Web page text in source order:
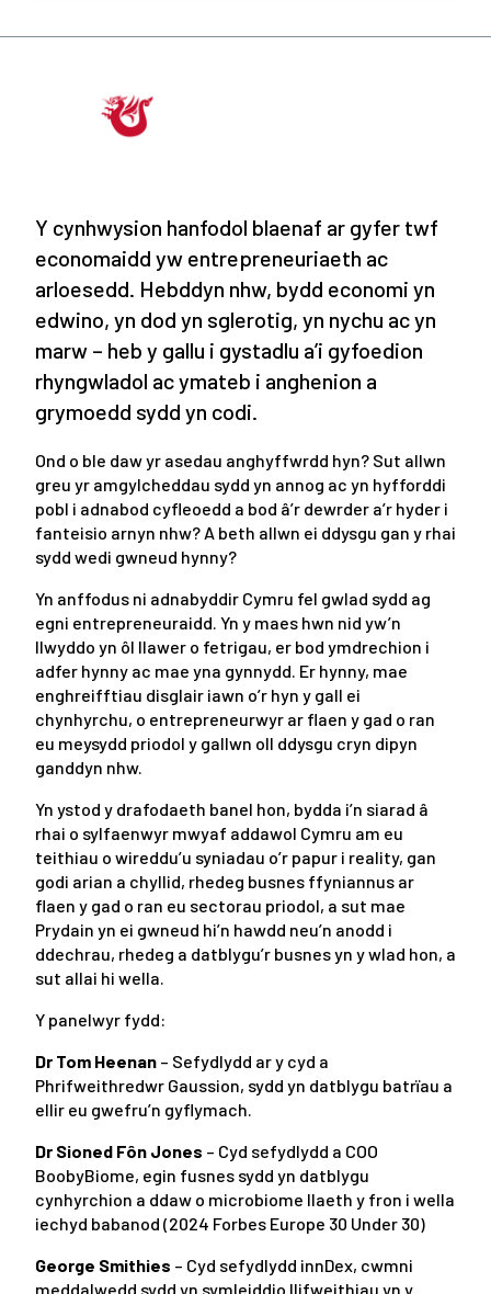
Y cynhwysion hanfodol blaenaf ar gyfer twf
economaidd yw entrepreneuriaeth ac
arloesedd. Hebddyn nhw, bydd economi yn
edwino, yn dod yn sglerotig, yn nychu ac yn
marw – heb y gallu i gystadlu a’i gyfoedion
rhyngwladol ac ymateb i anghenion a
grymoedd sydd yn codi.
Ond o ble daw yr asedau anghyffwrdd hyn? Sut allwn
greu yr amgylcheddau sydd yn annog ac yn hyfforddi
pobl i adnabod cyfleoedd a bod â’r dewrder a’r hyder i
fanteisio arnyn nhw? A beth allwn ei ddysgu gan y rhai
sydd wedi gwneud hynny?
Yn anffodus ni adnabyddir Cymru fel gwlad sydd ag
egni entrepreneuraidd. Yn y maes hwn nid yw’n
llwyddo yn ôl llawer o fetrigau, er bod ymdrechion i
adfer hynny ac mae yna gynnydd. Er hynny, mae
enghreifftiau disglair iawn o’r hyn y gall ei
chynhyrchu, o entrepreneurwyr ar flaen y gad o ran
eu meysydd priodol y gallwn oll ddysgu cryn dipyn
ganddyn nhw.
Yn ystod y drafodaeth banel hon, bydda i’n siarad â
rhai o sylfaenwyr mwyaf addawol Cymru am eu
teithiau o wireddu’u syniadau o’r papur i reality, gan
godi arian a chyllid, rhedeg busnes ffyniannus ar
flaen y gad o ran eu sectorau priodol, a sut mae
Prydain yn ei gwneud hi’n hawdd neu’n anodd i
ddechrau, rhedeg a datblygu’r busnes yn y wlad hon, a
sut allai hi wella.
Y panelwyr fydd:
Dr Tom Heenan – Sefydlydd ar y cyd a
Phrifweithredwr Gaussion, sydd yn datblygu batrïau a
ellir eu gwefru’n gyflymach.
Dr Sioned Fôn Jones – Cyd sefydlydd a COO
BoobyBiome, egin fusnes sydd yn datblygu
cynhyrchion a ddaw o microbiome llaeth y fron i wella
iechyd babanod (2024 Forbes Europe 30 Under 30)
George Smithies – Cyd sefydlydd innDex, cwmni
meddalwedd sydd yn symleiddio llifweithiau yn y